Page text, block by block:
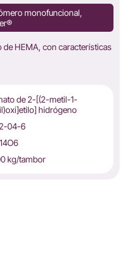
monofuncional,
de HEMA, con características
de 2-[(2-metil-1-
hidrógeno
04-6
kg/tambor